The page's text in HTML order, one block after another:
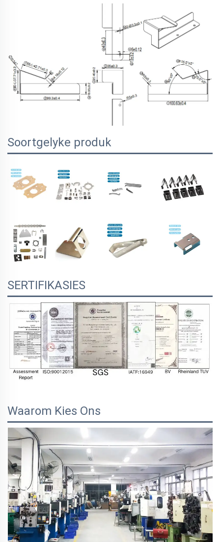
Soortgelyke produk
SERTIFIKASIES
Waarom Kies Ons